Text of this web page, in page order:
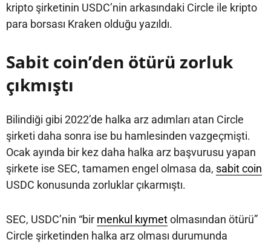
kripto şirketinin USDC’nin arkasındaki Circle ile kripto
para borsası Kraken olduğu yazıldı.
Sabit coin’den ötürü zorluk
çıkmıştı
Bilindiği gibi 2022’de halka arz adımları atan Circle
şirketi daha sonra ise bu hamlesinden vazgeçmişti.
Ocak ayında bir kez daha halka arz başvurusu yapan
şirkete ise SEC, tamamen engel olmasa da, sabit coin
USDC konusunda zorluklar çıkarmıştı.
SEC, USDC’nin “bir menkul kıymetolmasından ötürü”
Circle şirketinden halka arz olması durumunda